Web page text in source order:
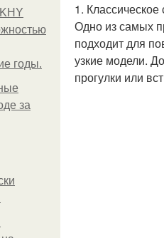
годы.
за
1.
Одно из самых
подходит для
узкие модели.
прогулки или